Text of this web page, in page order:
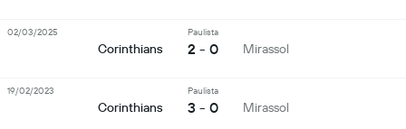
Corinthians
Paulista
2 - 0 Mirassol
02/03/2025
Corinthians
Paulista
3 - 0 Mirassol
19/02/2023